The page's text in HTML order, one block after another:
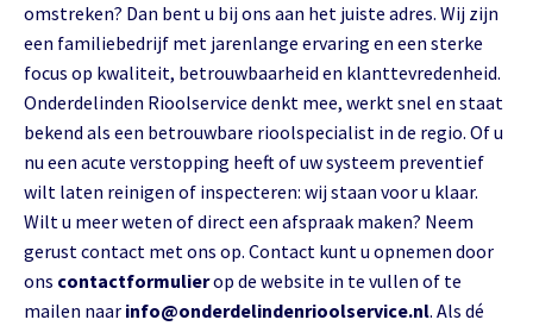
omstreken? Dan bent u bij ons aan het juiste adres. Wij zijn
een familiebedrijf met jarenlange ervaring en een sterke
focus op kwaliteit, betrouwbaarheid en klanttevredenheid.
Onderdelinden Rioolservice denkt mee, werkt snel en staat
bekend als een betrouwbare rioolspecialist in de regio. Of u
nu een acute verstopping heeft of uw systeem preventief
wilt laten reinigen of inspecteren: wij staan voor u klaar.
Wilt u meer weten of direct een afspraak maken? Neem
gerust contact met ons op. Contact kunt u opnemen door
ons contactformulierop de website in te vullen of te
mailen naar info@onderdelindenrioolservice.nl. Als dé